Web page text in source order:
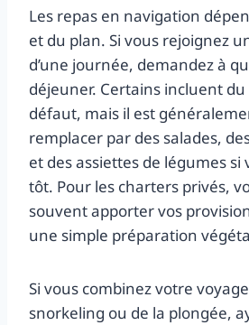
Les repas en navigation
et du plan. Si vous rejoignez
d’une journée, demandez à
déjeuner. Certains incluent
défaut, mais il est
remplacer par des salades,
et des assiettes de légumes si
tôt. Pour les charters privés,
souvent apporter vos
une simple préparation
Si vous combinez votre
snorkeling ou de la plongée,